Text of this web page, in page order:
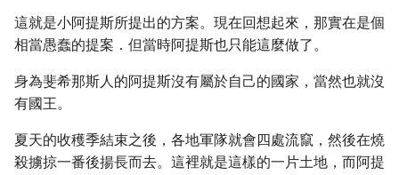
這就是小阿提斯所提出的方案。現在回想起來，那實在是個
相當愚蠢的提案．但當時阿提斯也只能這麼做了。
身為斐希那斯人的阿提斯沒有屬於自己的國家，當然也就沒
有國王。
夏天的收穫季結束之後，各地軍隊就會四處流竄，然後在燒
殺擄掠一番後揚長而去。這裡就是這樣的一片土地，而阿提